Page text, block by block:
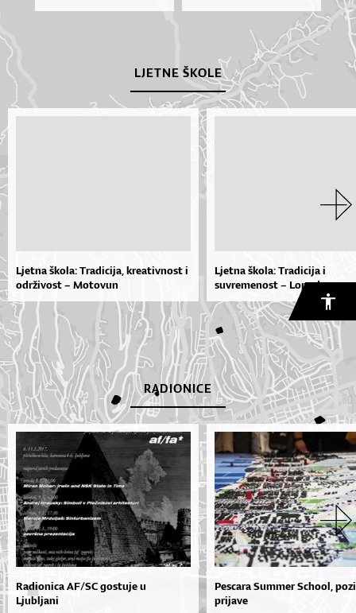
LJETNE ŠKOLE
Ljetna škola: Tradicija, kreativnost i
održivost – Motovun
Ljetna škola: Tradicija i
suvremenost – Lopud
RADIONICE
Radionica AF/SC gostuje u
Ljubljani
Pescara Summer School,
prijave